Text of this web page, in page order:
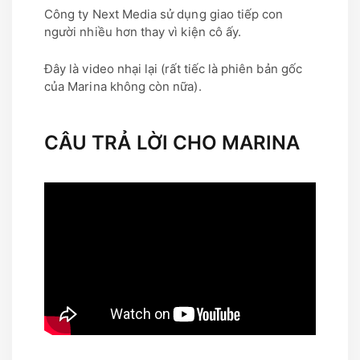
Công ty Next Media sử dụng giao tiếp con
người nhiều hơn thay vì kiện cô ấy.
Đây là video nhại lại (rất tiếc là phiên bản gốc
của Marina không còn nữa).
CÂU TRẢ LỜI CHO MARINA